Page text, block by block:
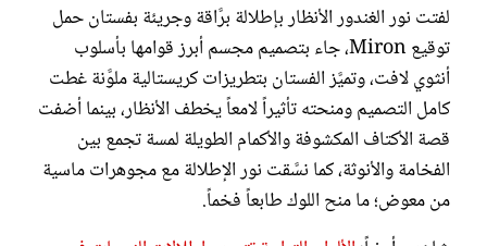
لفتت نور الغندور الأنظار بإطلالة برَّاقة وجريئة بفستان حمل
توقيع Miron، جاء بتصميم مجسم أبرز قوامها بأسلوب
أنثوي لافت، وتميَّز الفستان بتطريزات كريستالية ملوَّنة غطت
كامل التصميم ومنحته تأثيراً لامعاً يخطف الأنظار، بينما أضفت
قصة الأكتاف المكشوفة والأكمام الطويلة لمسة تجمع بين
الفخامة والأنوثة، كما نسَّقت نور الإطلالة مع مجوهرات ماسية
من معوض؛ ما منح اللوك طابعاً فخماً.